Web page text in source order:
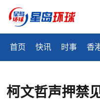
首页 快讯 时事 香
柯文哲声押禁